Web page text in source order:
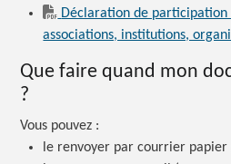
Déclaration de participation
associations, institutions,
Que faire quand mon
?
Vous pouvez :
le renvoyer par courrier papier